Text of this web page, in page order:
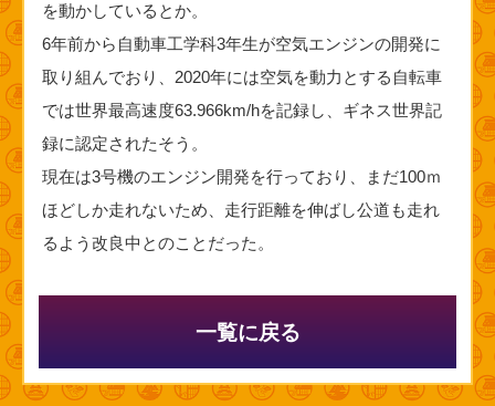
を動かしているとか。
6年前から自動車工学科3年生が空気エンジンの開発に
取り組んでおり、2020年には空気を動力とする自転車
では世界最高速度63.966km/hを記録し、ギネス世界記
録に認定されたそう。
現在は3号機のエンジン開発を行っており、まだ100ｍ
ほどしか走れないため、走行距離を伸ばし公道も走れ
るよう改良中とのことだった。
一覧に戻る